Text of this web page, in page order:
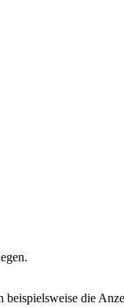
beispielsweise die